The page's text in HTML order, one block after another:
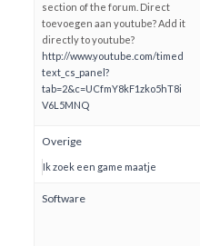
section of the forum. Direct
toevoegen aan youtube? Add it
directly to youtube?
http://www.youtube.com/timed
text_cs_panel?
tab=2&c=UCfmY8kF1zko5hT8i
V6L5MNQ
Overige
Ik zoek een game maatje
Software